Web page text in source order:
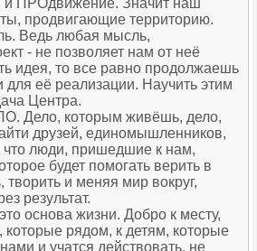
и ПРОдвижение. Значит наш
продвигающие территорию.
Ведь любая мысль,
- не позволяет нам от неё
идея, то все равно продолжаешь
для её реализации. Научить этим
Центра.
Дело, которым живёшь, дело,
друзей, единомышленников,
что люди, пришедшие к нам,
будет помогать верить в
творить и меняя мир вокруг,
результат.
основа жизни. Добро к месту,
рядом, к детям, которые
и учатся действовать, не